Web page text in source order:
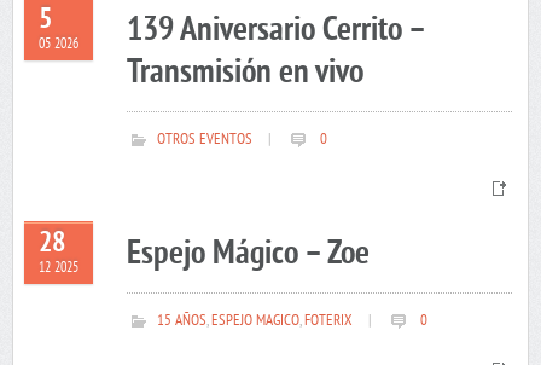
5
05 2026
139 Aniversario Cerrito –
Transmisión en vivo
OTROS EVENTOS 0
28
12 2025 Espejo Mágico – Zoe
15 AÑOS,ESPEJO MAGICO,FOTERIX 0